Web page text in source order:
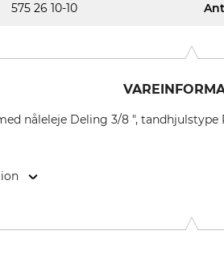
575 26 10-10
nåleleje Deling 3/8 ", tandhjulstype